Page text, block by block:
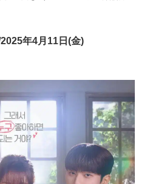
年4月11日(金)